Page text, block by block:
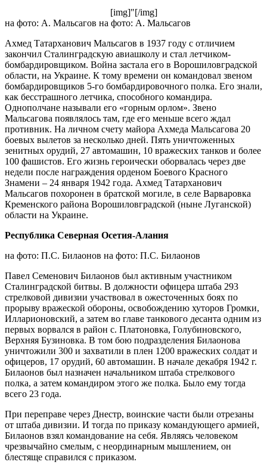
[img]"[/img]
на фото: А. Мальсагов на фото: А. Мальсагов
Ахмед Татарханович Мальсагов в 1937 году с отличием
закончил Сталинградскую авиашколу и стал летчиком-
бомбардировщиком. Война застала его в Ворошиловградской
области, на Украине. К тому времени он командовал звеном
бомбардировщиков 5-го бомбардировочного полка. Его знали,
как бесстрашного летчика, способного командира.
Однополчане называли его «горным орлом». Звено
Мальсагова появлялось там, где его меньше всего ждал
противник. На личном счету майора Ахмеда Мальсагова 20
боевых вылетов за несколько дней. Пять уничтоженных
зенитных орудий, 27 автомашин, 10 вражеских танков и более
100 фашистов. Его жизнь героически оборвалась через две
недели после награждения орденом Боевого Красного
Знамени – 24 января 1942 года. Ахмед Татарханович
Мальсагов похоронен в братской могиле, в селе Варваровка
Кременского района Ворошиловградской (ныне Луганской)
области на Украине.
Республика Северная Осетия-Алания
на фото: П.С. Билаонов на фото: П.С. Билаонов
Павел Семенович Билаонов был активным участником
Сталинградской битвы. В должности офицера штаба 293
стрелковой дивизии участвовал в ожесточенных боях по
прорыву вражеской обороны, освобождению хуторов Громки,
Илларионовский, а затем во главе танкового десанта одним из
первых ворвался в район с. Платоновка, Голубиновского,
Верхняя Бузиновка. В том бою подразделения Билаонова
уничтожили 300 и захватили в плен 1200 вражеских солдат и
офицеров, 17 орудий, 60 автомашин. В начале декабря 1942 г.
Билаонов был назначен начальником штаба стрелкового
полка, а затем командиром этого же полка. Было ему тогда
всего 23 года.
При переправе через Днестр, воинские части были отрезаны
от штаба дивизии. И тогда по приказу командующего армией,
Билаонов взял командование на себя. Являясь человеком
чрезвычайно смелым, с неординарным мышлением, он
блестяще справился с приказом.